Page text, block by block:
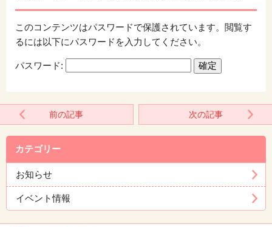
このコンテンツはパスワードで保護されています。閲覧す
るには以下にパスワードを入力してください。
パスワード:
前の記事 次の記事
カテゴリー
お知らせ
イベント情報